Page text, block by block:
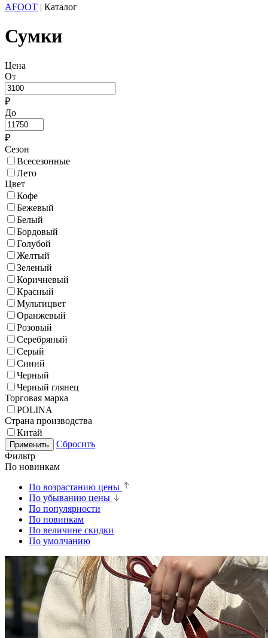
AFOOT | Каталог
Сумки
Цена
От
₽
До
₽
Сезон
Всесезонные
Лето
Цвет
Кофе
Бежевый
Белый
Бордовый
Голубой
Желтый
Зеленый
Коричневый
Красный
Мультицвет
Оранжевый
Розовый
Серебряный
Серый
Синий
Черный
Черный глянец
Торговая марка
POLINA
Страна производства
Китай
Применить
Сбросить
Фильтр
По новинкам
По возрастанию цены
По убыванию цены
По популярности
По новинкам
По величине скидки
По умолчанию